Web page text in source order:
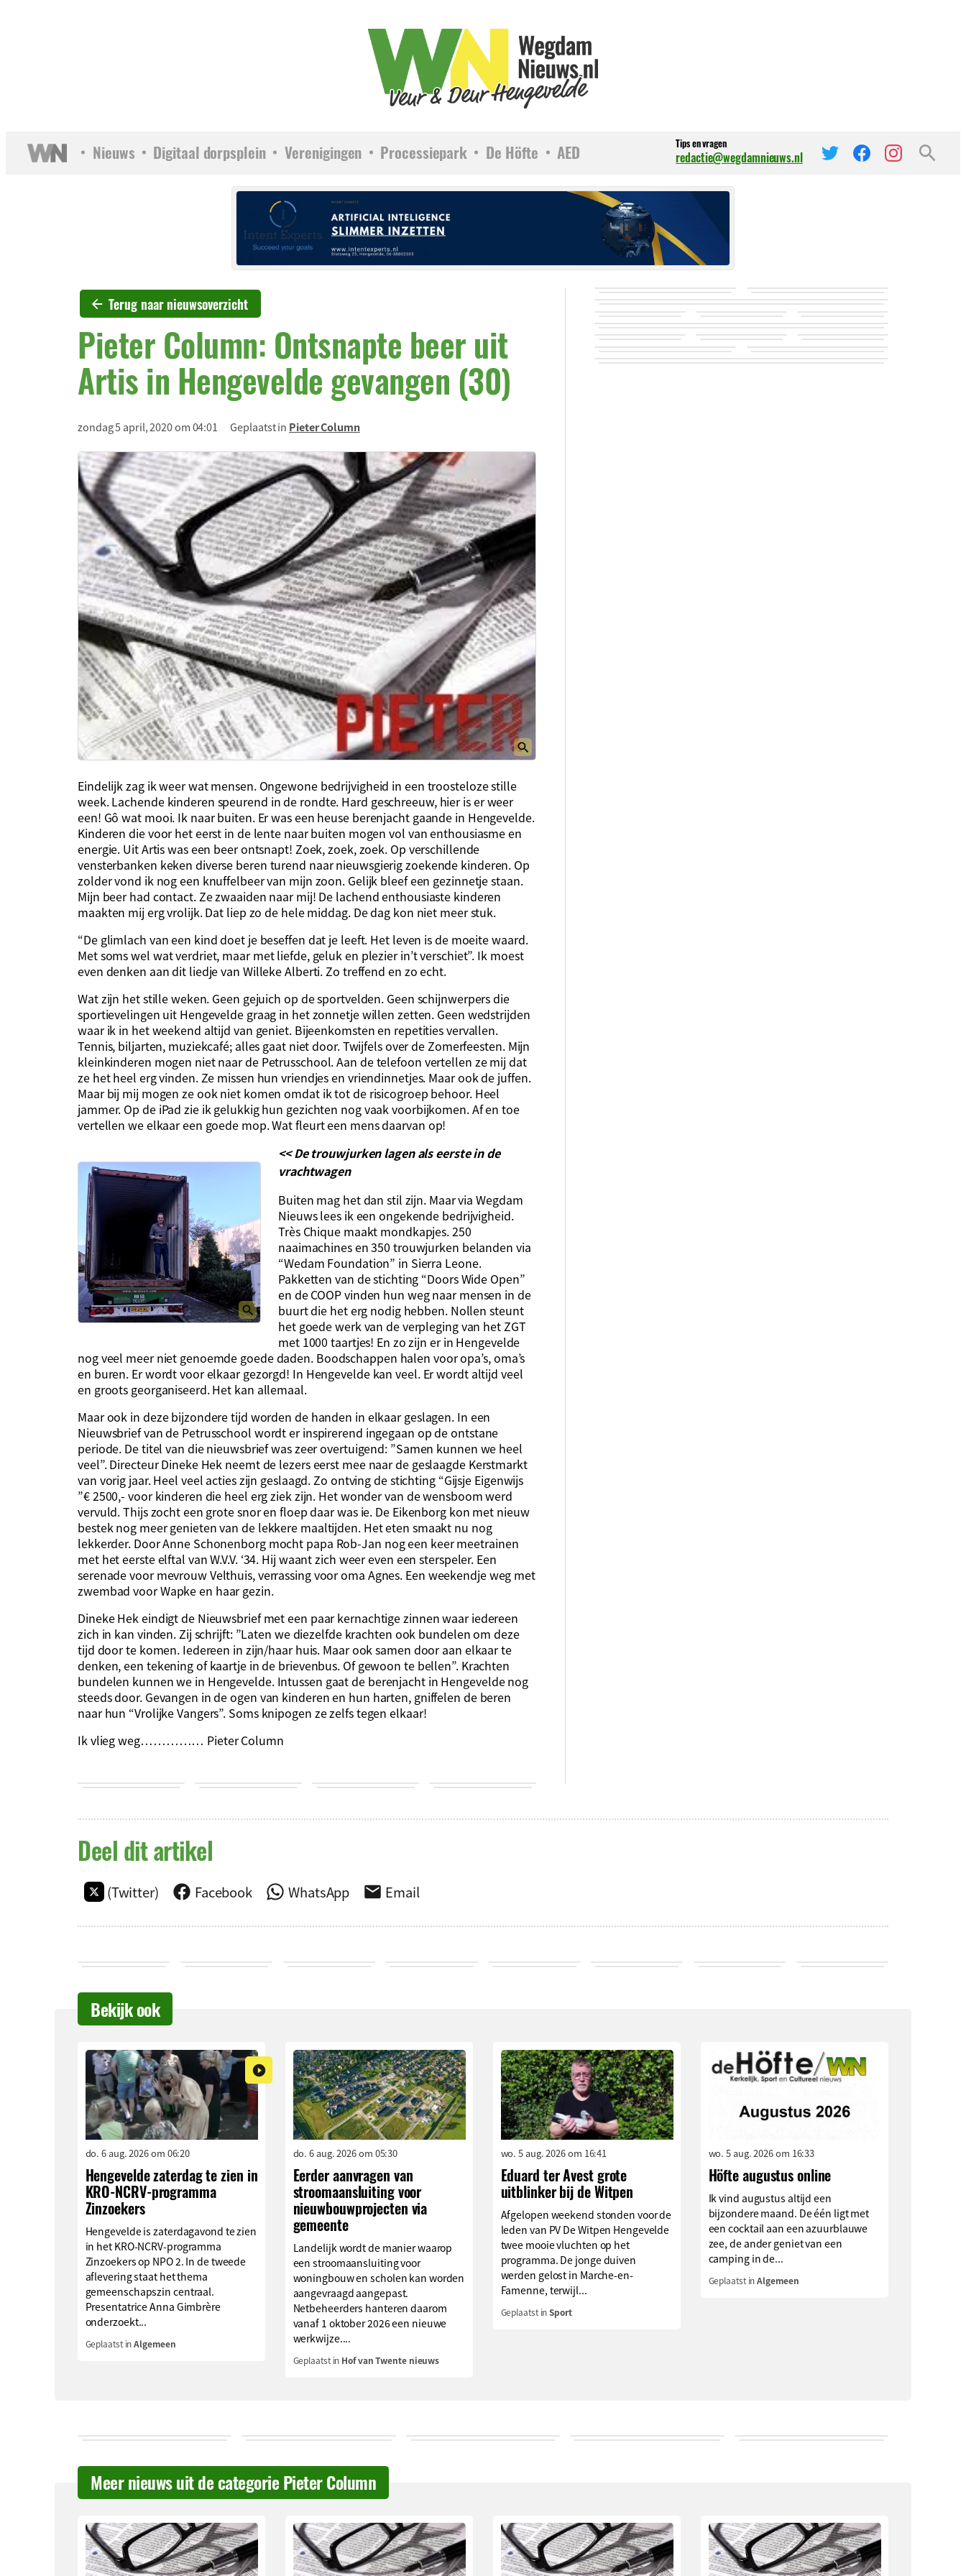
Nieuws Digitaal dorpsplein Verenigingen Processiepark De Höfte AED Tips en vragen
redactie@wegdamnieuws.nl
Terug naar nieuwsoverzicht
Pieter Column: Ontsnapte beer uit
Artis in Hengevelde gevangen (30)
zondag 5 april, 2020 om 04:01 Geplaatst in Pieter Column
Eindelijk zag ik weer wat mensen. Ongewone bedrijvigheid in een troosteloze stille
week. Lachende kinderen speurend in de rondte. Hard geschreeuw, hier is er weer
een! Gô wat mooi. Ik naar buiten. Er was een heuse berenjacht gaande in Hengevelde.
Kinderen die voor het eerst in de lente naar buiten mogen vol van enthousiasme en
energie. Uit Artis was een beer ontsnapt! Zoek, zoek, zoek. Op verschillende
vensterbanken keken diverse beren turend naar nieuwsgierig zoekende kinderen. Op
zolder vond ik nog een knuffelbeer van mijn zoon. Gelijk bleef een gezinnetje staan.
Mijn beer had contact. Ze zwaaiden naar mij! De lachend enthousiaste kinderen
maakten mij erg vrolijk. Dat liep zo de hele middag. De dag kon niet meer stuk.
“De glimlach van een kind doet je beseffen dat je leeft. Het leven is de moeite waard.
Met soms wel wat verdriet, maar met liefde, geluk en plezier in’t verschiet”. Ik moest
even denken aan dit liedje van Willeke Alberti. Zo treffend en zo echt.
Wat zijn het stille weken. Geen gejuich op de sportvelden. Geen schijnwerpers die
sportievelingen uit Hengevelde graag in het zonnetje willen zetten. Geen wedstrijden
waar ik in het weekend altijd van geniet. Bijeenkomsten en repetities vervallen.
Tennis, biljarten, muziekcafé; alles gaat niet door. Twijfels over de Zomerfeesten. Mijn
kleinkinderen mogen niet naar de Petrusschool. Aan de telefoon vertellen ze mij dat
ze het heel erg vinden. Ze missen hun vriendjes en vriendinnetjes. Maar ook de juffen.
Maar bij mij mogen ze ook niet komen omdat ik tot de risicogroep behoor. Heel
jammer. Op de iPad zie ik gelukkig hun gezichten nog vaak voorbijkomen. Af en toe
vertellen we elkaar een goede mop. Wat fleurt een mens daarvan op!
<< De trouwjurken lagen als eerste in de
vrachtwagen
Buiten mag het dan stil zijn. Maar via Wegdam
Nieuws lees ik een ongekende bedrijvigheid.
Très Chique maakt mondkapjes. 250
naaimachines en 350 trouwjurken belanden via
“Wedam Foundation” in Sierra Leone.
Pakketten van de stichting “Doors Wide Open”
en de COOP vinden hun weg naar mensen in de
buurt die het erg nodig hebben. Nollen steunt
het goede werk van de verpleging van het ZGT
met 1000 taartjes! En zo zijn er in Hengevelde
nog veel meer niet genoemde goede daden. Boodschappen halen voor opa’s, oma’s
en buren. Er wordt voor elkaar gezorgd! In Hengevelde kan veel. Er wordt altijd veel
en groots georganiseerd. Het kan allemaal.
Maar ook in deze bijzondere tijd worden de handen in elkaar geslagen. In een
Nieuwsbrief van de Petrusschool wordt er inspirerend ingegaan op de ontstane
periode. De titel van die nieuwsbrief was zeer overtuigend: ”Samen kunnen we heel
veel”. Directeur Dineke Hek neemt de lezers eerst mee naar de geslaagde Kerstmarkt
van vorig jaar. Heel veel acties zijn geslaagd. Zo ontving de stichting “Gijsje Eigenwijs
”€ 2500,- voor kinderen die heel erg ziek zijn. Het wonder van de wensboom werd
vervuld. Thijs zocht een grote snor en floep daar was ie. De Eikenborg kon met nieuw
bestek nog meer genieten van de lekkere maaltijden. Het eten smaakt nu nog
lekkerder. Door Anne Schonenborg mocht papa Rob-Jan nog een keer meetrainen
met het eerste elftal van W.V.V. ‘34. Hij waant zich weer even een sterspeler. Een
serenade voor mevrouw Velthuis, verrassing voor oma Agnes. Een weekendje weg met
zwembad voor Wapke en haar gezin.
Dineke Hek eindigt de Nieuwsbrief met een paar kernachtige zinnen waar iedereen
zich in kan vinden. Zij schrijft: ”Laten we diezelfde krachten ook bundelen om deze
tijd door te komen. Iedereen in zijn/haar huis. Maar ook samen door aan elkaar te
denken, een tekening of kaartje in de brievenbus. Of gewoon te bellen”. Krachten
bundelen kunnen we in Hengevelde. Intussen gaat de berenjacht in Hengevelde nog
steeds door. Gevangen in de ogen van kinderen en hun harten, gniffelen de beren
naar hun “Vrolijke Vangers”. Soms knipogen ze zelfs tegen elkaar!
Ik vlieg weg…………… Pieter Column
Deel dit artikel
(Twitter) Facebook WhatsApp Email
Bekijk ook
do. 6 aug. 2026 om 06:20
Hengevelde zaterdag te zien in
KRO-NCRV-programma
Zinzoekers
Hengevelde is zaterdagavond te zien
in het KRO-NCRV-programma
Zinzoekers op NPO 2. In de tweede
aflevering staat het thema
gemeenschapszin centraal.
Presentatrice Anna Gimbrère
onderzoekt...
Geplaatst inAlgemeen
do. 6 aug. 2026 om 05:30
Eerder aanvragen van
stroomaansluiting voor
nieuwbouwprojecten via
gemeente
Landelijk wordt de manier waarop
een stroomaansluiting voor
woningbouw en scholen kan worden
aangevraagd aangepast.
Netbeheerders hanteren daarom
vanaf 1 oktober 2026 een nieuwe
werkwijze....
Geplaatst in Hof van Twente nieuws
wo. 5 aug. 2026 om 16:41
Eduard ter Avest grote
uitblinker bij de Witpen
Afgelopen weekend stonden voor de
leden van PV De Witpen Hengevelde
twee mooie vluchten op het
programma. De jonge duiven
werden gelost in Marche-en-
Famenne, terwijl...
Geplaatst inSport
wo. 5 aug. 2026 om 16:33
Höfte augustus online
Ik vind augustus altijd een
bijzondere maand. De één ligt met
een cocktail aan een azuurblauwe
zee, de ander geniet van een
camping in de...
Geplaatst inAlgemeen
Meer nieuws uit de categorie Pieter Column